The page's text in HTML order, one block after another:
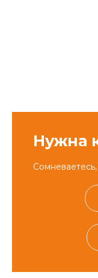
Нужна